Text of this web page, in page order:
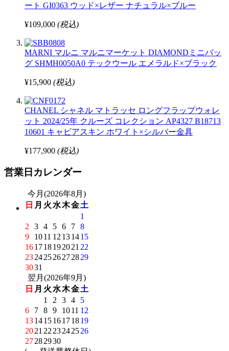
ート GI0363 ウッド×レザー ナチュラル×ブルー
¥109,000 (税込)
MARNI マルニ マルニマーケット DIAMONDミニバッ
グ SHMH0050A0 テックウール エメラルド×ブラック
¥15,900 (税込)
CHANEL シャネル マトラッセ ロングフラップウォレ
ット 2024/25年 クルーズ コレクション AP4327 B18713
10601 キャビアスキン ホワイト×シルバー金具
¥177,900 (税込)
営業日カレンダー
今月(2026年8月)
日 月 火 水木金土
1
2
3 4 5 6 7 8
9
1011 12 131415
161718192021 22
23242526272829
3031
翌月(2026年9月)
日 月 火 水木金土
1
2 3 4
5
6
7 8 9 1011 12
13141516171819
2021 22 23242526
27282930